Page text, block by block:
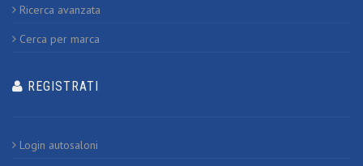
Ricerca avanzata
Cerca per marca
REGISTRATI
Login autosaloni